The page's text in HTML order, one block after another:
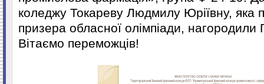
коледжу Токареву Людмилу Юріївну, яка
призера обласної олімпіади, нагородили
Вітаємо переможців!